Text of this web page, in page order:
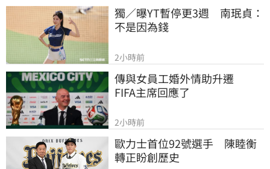
獨／曝YT暫停更3週　南珉貞：
不是因為錢
2小時前
傳與女員工婚外情助升遷
FIFA主席回應了
2小時前
歐力士首位92號選手　陳睦衡
轉正盼創歷史